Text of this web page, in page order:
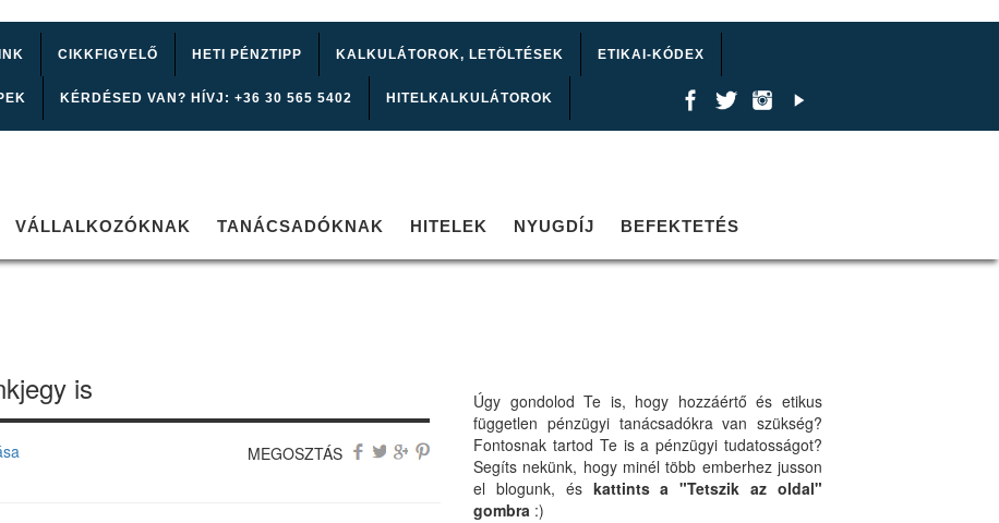
CIKKFIGYELŐ HETI PÉNZTIPP KALKULÁTOROK, LETÖLTÉSEK ETIKAI-KÓDEX
KÉRDÉSED VAN? HÍVJ: +36 30 565 5402 HITELKALKULÁTOROK
VÁLLALKOZÓKNAK TANÁCSADÓKNAK HITELEK NYUGDÍJ BEFEKTETÉS
is
MEGOSZTÁS
Úgy gondolod Te is, hogy hozzáértő és etikus
független pénzügyi tanácsadókra van szükség?
Fontosnak tartod Te is a pénzügyi tudatosságot?
Segíts nekünk, hogy minél több emberhez jusson
el blogunk, és kattints a "Tetszik az oldal"
gombra :)